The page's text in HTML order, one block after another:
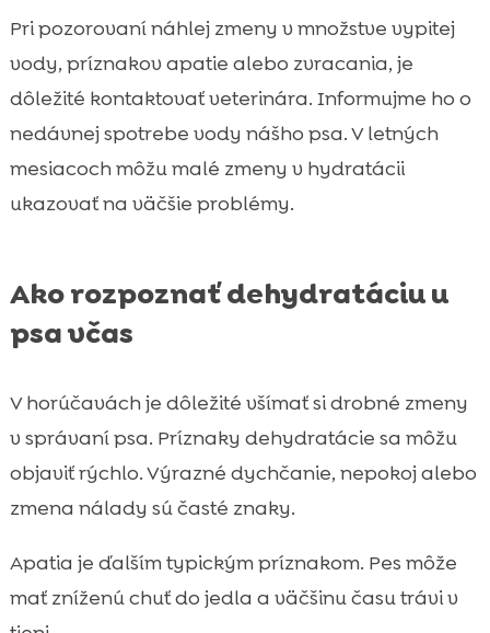
Pri pozorovaní náhlej zmeny v množstve vypitej
vody, príznakov apatie alebo zvracania, je
dôležité kontaktovať veterinára. Informujme ho o
nedávnej spotrebe vody nášho psa. V letných
mesiacoch môžu malé zmeny v hydratácii
ukazovať na väčšie problémy.
Ako rozpoznať dehydratáciu u
psa včas
V horúčavách je dôležité všímať si drobné zmeny
v správaní psa. Príznaky dehydratácie sa môžu
objaviť rýchlo. Výrazné dychčanie, nepokoj alebo
zmena nálady sú časté znaky.
Apatia je ďalším typickým príznakom. Pes môže
mať zníženú chuť do jedla a väčšinu času trávi v